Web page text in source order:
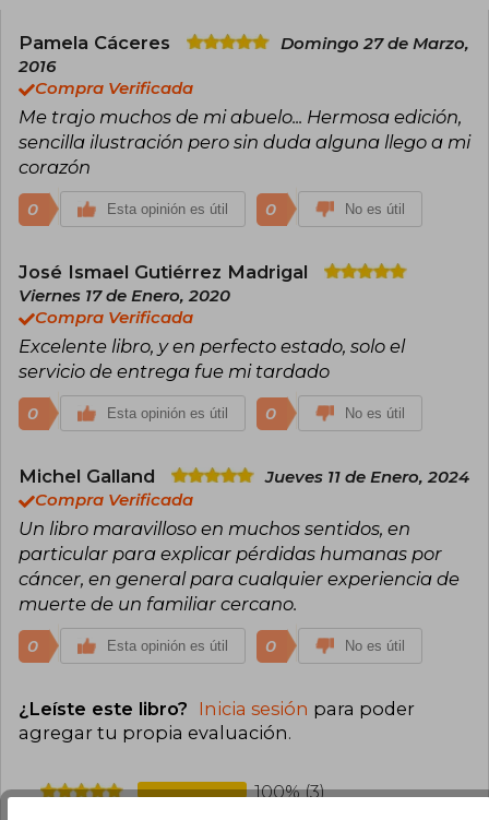
Pamela Cáceres
Domingo 27 de Marzo,
2016
Compra Verificada
Me trajo muchos de mi abuelo... Hermosa edición,
sencilla ilustración pero sin duda alguna llego a mi
corazón
0 Esta opinión es útil 0 No es útil
José Ismael Gutiérrez Madrigal
Viernes 17 de Enero, 2020
Compra Verificada
Excelente libro, y en perfecto estado, solo el
servicio de entrega fue mi tardado
0 Esta opinión es útil 0 No es útil
Michel Galland
Jueves 11 de Enero, 2024
Compra Verificada
Un libro maravilloso en muchos sentidos, en
particular para explicar pérdidas humanas por
cáncer, en general para cualquier experiencia de
muerte de un familiar cercano.
0 Esta opinión es útil 0 No es útil
¿Leíste este libro? Inicia sesión para poder
agregar tu propia evaluación.
100% (3)